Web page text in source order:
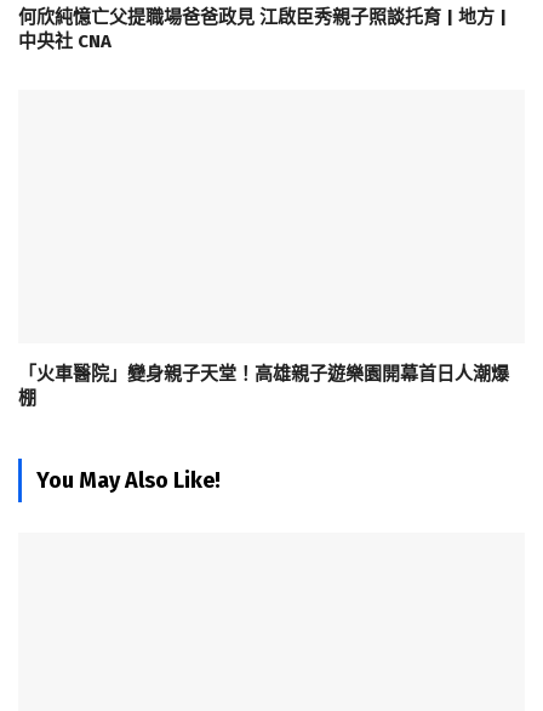
何欣純憶亡父提職場爸爸政見 江啟臣秀親子照談托育 | 地方 |
中央社 CNA
「火車醫院」變身親子天堂！高雄親子遊樂園開幕首日人潮爆
棚
You May Also Like!